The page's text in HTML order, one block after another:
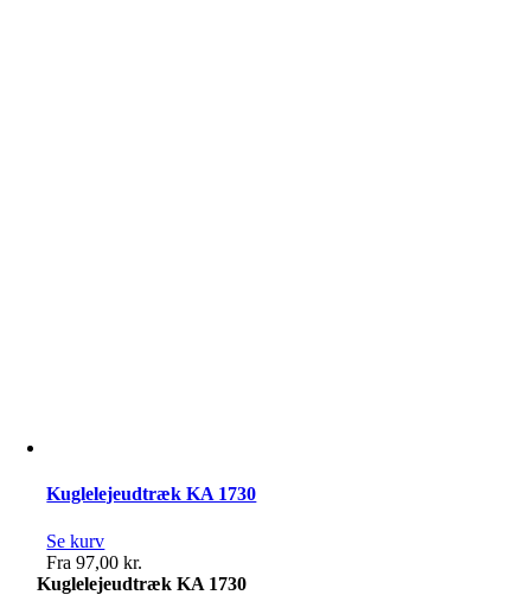
Kuglelejeudtræk KA 1730
Se kurv
Fra97,00kr.
Kuglelejeudtræk KA 1730